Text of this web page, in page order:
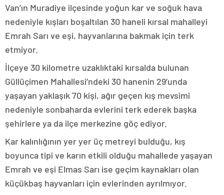
Van’ın Muradiye ilçesinde yoğun kar ve soğuk hava
nedeniyle kışları boşaltılan 30 haneli kırsal mahalleyi
Emrah Sarı ve eşi, hayvanlarına bakmak için terk
etmiyor.
İlçeye 30 kilometre uzaklıktaki kırsalda bulunan
Güllüçimen Mahallesi’ndeki 30 hanenin 29’unda
yaşayan yaklaşık 70 kişi, ağır geçen kış mevsimi
nedeniyle sonbaharda evlerini terk ederek başka
şehirlere ya da ilçe merkezine göç ediyor.
Kar kalınlığının yer yer üç metreyi bulduğu, kış
boyunca tipi ve karın etkili olduğu mahallede yaşayan
Emrah ve eşi Elmas Sarı ise geçim kaynakları olan
küçükbaş hayvanları için evlerinden ayrılmıyor.